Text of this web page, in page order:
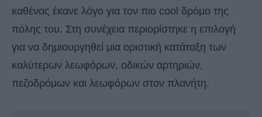
καθένας έκανε λόγο για τον πιο cool δρόμο της
πόλης του. Στη συνέχεια περιορίστηκε η επιλογή
για να δημιουργηθεί μια οριστική κατάταξη των
καλύτερων λεωφόρων, οδικών αρτηριών,
πεζοδρόμων και λεωφόρων στον πλανήτη.